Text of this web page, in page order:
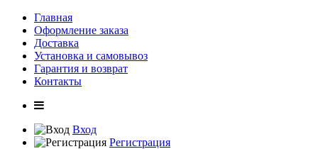
Главная
Оформление заказа
Доставка
Установка и самовывоз
Гарантия и возврат
Контакты
Вход
Регистрация